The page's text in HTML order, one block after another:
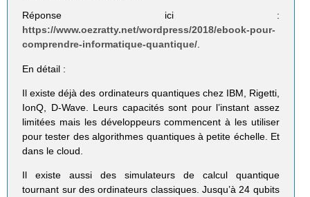
Réponse ici :
https://www.oezratty.net/wordpress/2018/ebook-pour-
comprendre-informatique-quantique/.
En détail :
Il existe déjà des ordinateurs quantiques chez IBM, Rigetti,
IonQ, D-Wave. Leurs capacités sont pour l’instant assez
limitées mais les développeurs commencent à les utiliser
pour tester des algorithmes quantiques à petite échelle. Et
dans le cloud.
Il existe aussi des simulateurs de calcul quantique
tournant sur des ordinateurs classiques. Jusqu’à 24 qubits